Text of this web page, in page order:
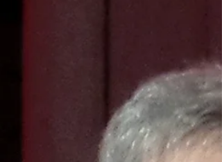
funções. O seu nome sugere que ela
constitui juridicamente o Estado. Desde o
seu início, no século XIX, que a
se afirma como a declaração e a
das liberdades (vida, felicidade,
pensamento, iniciativa, propriedade, entre
outros), atenta à imposição de limites ao